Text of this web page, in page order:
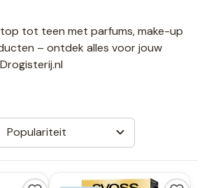
tot teen met parfums, make-up
– ontdek alles voor jouw
Populariteit